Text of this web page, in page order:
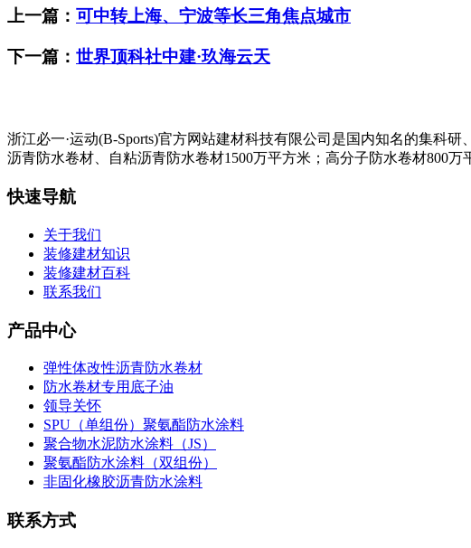
上一篇： 可中转上海、宁波等长三角焦点城市
下一篇： 世界顶科社中建·玖海云天
浙江必一·运动(B-Sports)官方网站建材科技有限公司是国内知名的集科
沥青防水卷材、自粘沥青防水卷材1500万平方米；高分子防水卷材800万
快速导航
关于我们
装修建材知识
装修建材百科
联系我们
产品中心
弹性体改性沥青防水卷材
防水卷材专用底子油
领导关怀
SPU（单组份）聚氨酯防水涂料
聚合物水泥防水涂料（JS）
聚氨酯防水涂料（双组份）
非固化橡胶沥青防水涂料
联系方式